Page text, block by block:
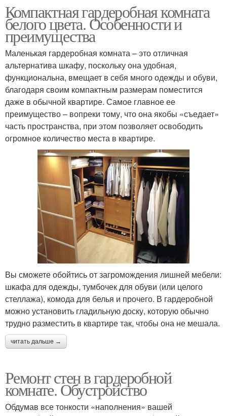
Компактная гардеробная комната
белого цвета. Особенности и
преимущества
Маленькая гардеробная комната – это отличная
альтернатива шкафу, поскольку она удобная,
функциональна, вмещает в себя много одежды и обуви,
благодаря своим компактным размерам поместится
даже в обычной квартире. Самое главное ее
преимущество – вопреки тому, что она якобы «съедает»
часть пространства, при этом позволяет освободить
огромное количество места в квартире.
Вы сможете обойтись от загромождения лишней мебели:
шкафа для одежды, тумбочек для обуви (или целого
стеллажа), комода для белья и прочего. В гардеробной
можно установить гладильную доску, которую обычно
трудно разместить в квартире так, чтобы она не мешала.
читать дальше →
Ремонт стен в гардеробной
комнате. Обустройство
Обдумав все тонкости «наполнения» вашей